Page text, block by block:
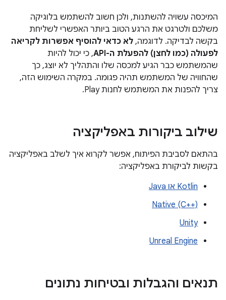
המיכסה עשויה להשתנות, ולכן חשוב להשתמש בלוגיקה
משלכם ולטרגט את הרגע הטוב ביותר האפשרי לשליחת
בקשה לבדיקה. לדוגמה, לא כדאי להוסיף אפשרות לקריאה
לפעולה (כמו לחצן) להפעלת ה-API
, כי יכול להיות
שהמשתמש כבר הגיע למכסה שלו והתהליך לא יוצג, כך
שהחוויה של המשתמש תהיה פגומה. במקרה השימוש הזה,
צריך להפנות את המשתמש לחנות Play.
שילוב ביקורות באפליקציה
בהתאם לסביבת הפיתוח, אפשר לקרוא איך לשלב באפליקציה
בקשות לביקורת באפליקציה:
Kotlin או Java
Native (C++)‎
Unity
Unreal Engine
תנאים והגבלות ובטיחות נתונים